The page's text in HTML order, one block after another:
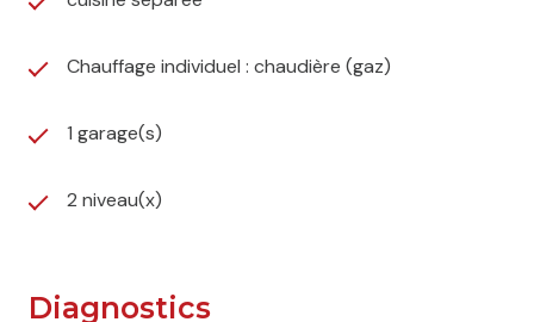
Chauffage individuel : chaudière (gaz)
1 garage(s)
2 niveau(x)
Diagnostics